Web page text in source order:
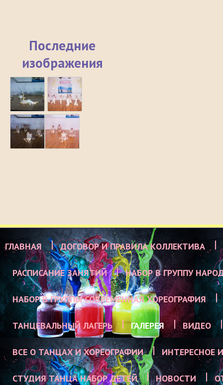
Последние
изображения
ГЛАВНАЯ ДОГОВОР И ПРАВИЛА КОЛЛЕКТИВА
РАСПИСАНИЕ ЗАНЯТИЙ НАБОР В ГРУППУ
НАБОР В ГРУППЫ СОВРЕМЕННАЯ ХОРЕОГРАФИЯ
ТАНЦЕВАЛЬНЫЙ ЛАГЕРЬ ГАЛЕРЕЯ ВИДЕО
ВСЕ О ТАНЦАХ И ХОРЕОГРАФИИ ИНТЕРЕСНОЕ
СТУДИЯ ТАНЦА НАБОР ДЕТЕЙ НОВОСТИ